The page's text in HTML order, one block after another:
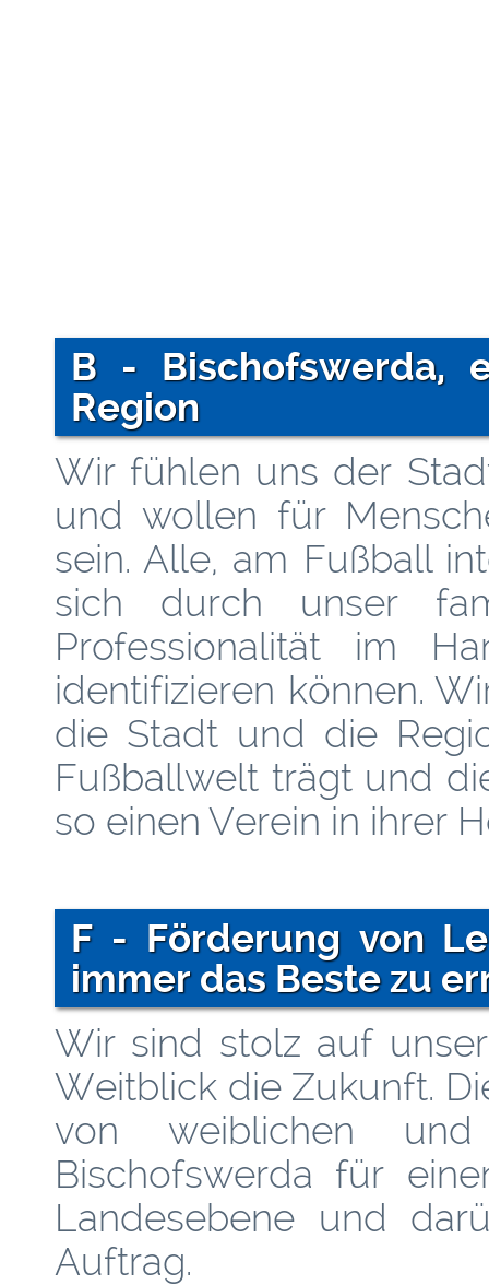
B - Bischofswerda,
Region
Wir fühlen uns der
und wollen für
sein. Alle, am Fußball
sich durch unser
Professionalität im
identifizieren können.
die Stadt und die
Fußballwelt trägt und
so einen Verein in ihrer
F - Förderung von
immer das Beste zu
Wir sind stolz auf
Weitblick die Zukunft.
von weiblichen
Bischofswerda für
Landesebene und
Auftrag.